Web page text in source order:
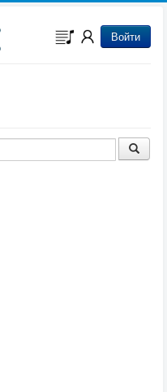
Войти
Музыка из сериалов